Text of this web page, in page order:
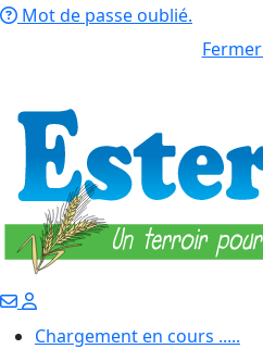
Mot de passe oublié.
Fermer
Chargement en cours .....